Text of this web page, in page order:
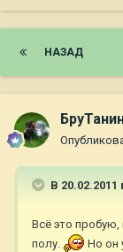
НАЗАД
В
Всё это пробую,
полу.
Но он